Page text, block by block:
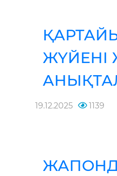
ЖҮЙЕНІ
19.12.2025 1139